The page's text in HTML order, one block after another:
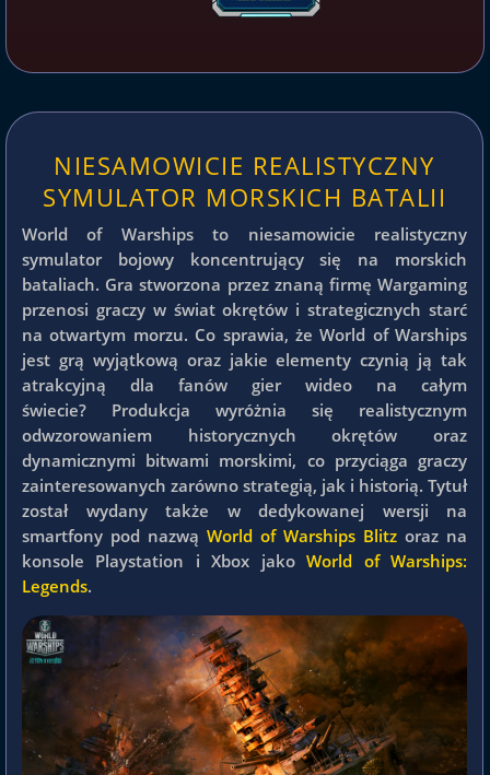
NIESAMOWICIE REALISTYCZNY
SYMULATOR MORSKICH BATALII
World of Warships to niesamowicie realistyczny
symulator bojowy koncentrujący się na morskich
bataliach. Gra stworzona przez znaną firmę Wargaming
przenosi graczy w świat okrętów i strategicznych starć
na otwartym morzu. Co sprawia, że World of Warships
jest grą wyjątkową oraz jakie elementy czynią ją tak
atrakcyjną dla fanów gier wideo na całym
świecie? Produkcja wyróżnia się realistycznym
odwzorowaniem historycznych okrętów oraz
dynamicznymi bitwami morskimi, co przyciąga graczy
zainteresowanych zarówno strategią, jak i historią. Tytuł
został wydany także w dedykowanej wersji na
smartfony pod nazwąWorld of Warships Blitz oraz na
konsole Playstation i Xbox jakoWorld of Warships:
Legends.